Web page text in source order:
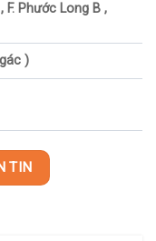
Phước Long B ,
)
TIN